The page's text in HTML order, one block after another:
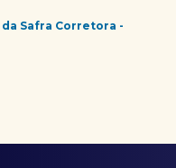
Safra Corretora -